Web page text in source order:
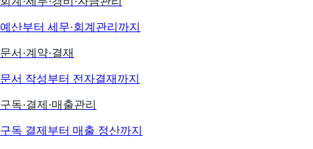
예산부터 세무·회계관리까지
문서·계약·결재
문서 작성부터 전자결재까지
구독·결제·매출관리
구독 결제부터 매출 정산까지